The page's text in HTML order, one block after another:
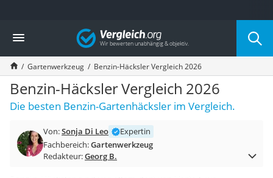
Die beliebtesten Vergleiche nach Kategorie
Baumarkt
Tresor feuerfest
Makita-Akku-Rasenmäher
Kappsäge
Smartes Türschloss
Akku-Rasentrimmer
Split-Klimaanlage 2 Innengeräte
Pelletofen
Vergleich
Gartenwerkzeug Benzin-Häcksler Vergleich 2026
Benzin-Häcksler Vergleich 2026
Die besten Benzin-Gartenhäcksler im Vergleich.
Von:Sonja Di Leo
Expertin
Fachbereich:Gartenwerkzeug
Redakteur:Georg B.